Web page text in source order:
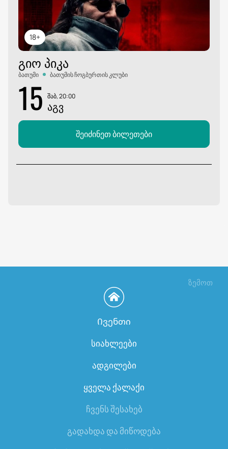
18+
ᲒᲘᲝ ᲞᲘᲙᲐ
ბათუმი ბათუმის ჩოგბურთის კლუბი
15 შაბ, 20:00
ᲐᲒᲕ
შეიძინეთ ბილეთები
ზემოთ
Ივენთი
სიახლეები
ადგილები
ყველა ქალაქი
ჩვენს შესახებ
გადახდა და მიწოდება